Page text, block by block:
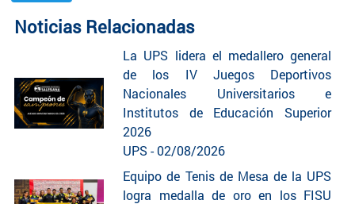
Noticias Relacionadas
La UPS lidera el medallero general
de los IV Juegos Deportivos
Nacionales Universitarios e
Institutos de Educación Superior
2026
UPS - 02/08/2026
Equipo de Tenis de Mesa de la UPS
logra medalla de oro en los FISU